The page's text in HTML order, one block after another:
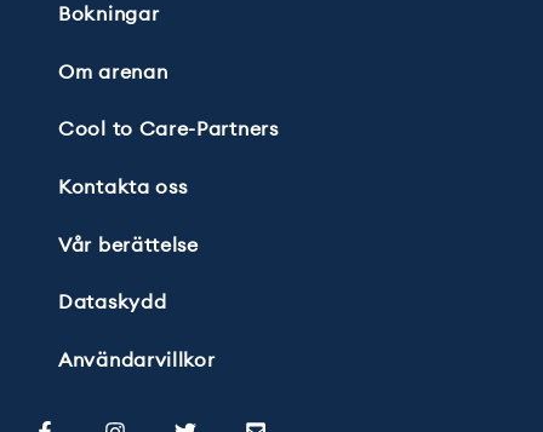
Bokningar
Om arenan
Cool to Care-Partners
Kontakta oss
Vår berättelse
Dataskydd
Användarvillkor